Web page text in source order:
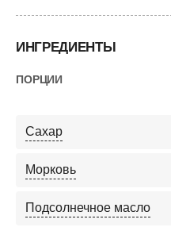
ИНГРЕДИЕНТЫ
ПОРЦИИ
Сахар
Морковь
Подсолнечное масло